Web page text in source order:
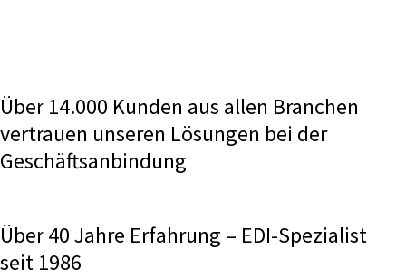
Über 14.000 Kunden aus allen Branchen
vertrauen unseren Lösungen bei der
Geschäftsanbindung
Über 40 Jahre Erfahrung – EDI-Spezialist
seit 1986